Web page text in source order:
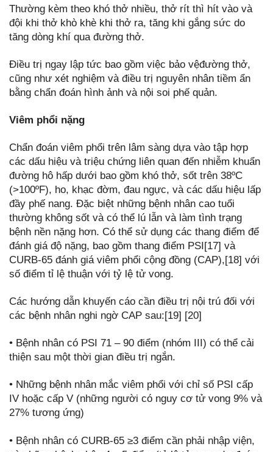
Thường kèm theo khó thở nhiều, thở rít thì hít vào và
đội khi thở khò khè khi thở ra, tăng khi gắng sức do
tăng dòng khí qua đường thở.
Điều trị ngay lập tức bao gồm việc bảo vệđường thở,
cũng như xét nghiệm và điều trị nguyên nhân tiềm ẩn
bằng chẩn đoán hình ảnh và nội soi phế quản.
Viêm phổi nặng
Chẩn đoán viêm phổi trên lâm sàng dựa vào tập hợp
các dấu hiệu và triệu chứng liên quan đến nhiễm khuẩn
đường hô hấp dưới bao gồm khó thở, sốt trên 38ºC
(>100ºF), ho, khạc đờm, đau ngực, và các dấu hiệu lấp
đầy phế nang. Đặc biệt những bệnh nhân cao tuổi
thường không sốt và có thể lú lẫn và làm tình trạng
bệnh nền nặng hơn. Có thể sử dụng các thang điểm để
đánh giá độ nặng, bao gồm thang điểm PSI[17] và
CURB-65 đánh giá viêm phổi cộng đồng (CAP),[18] với
số điểm tỉ lệ thuận với tỷ lệ tử vong.
Các hướng dẫn khuyến cáo cần điều trị nội trú đối với
các bệnh nhân nghi ngờ CAP sau:[19] [20]
• Bệnh nhân có PSI 71 – 90 điểm (nhóm III) có thể cải
thiện sau một thời gian điều trị ngắn.
• Những bệnh nhân mắc viêm phổi với chỉ số PSI cấp
IV hoặc cấp V (những người có nguy cơ tử vong 9% và
27% tương ứng)
• Bệnh nhân có CURB-65 ≥3 điểm cần phải nhập viện,